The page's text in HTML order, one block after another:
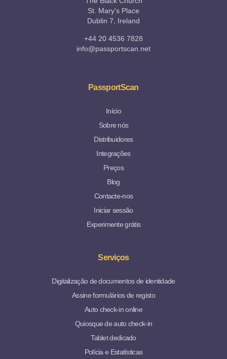
St. Mary's Place
Dublin 7, Ireland
+44 20 4536 7828
info@passportscan.net
PassportScan
Início
Sobre nós
Distribuidores
Integrações
Preços
Blog
Contacte-nos
Iniciar sessão
Experimente grátis
Serviços
Digitalização de documentos de identidade
Assine formulários de registo
Auto check-in online
Quiosque de auto check-in
Tablet dedicado
Polícia e Estatísticas